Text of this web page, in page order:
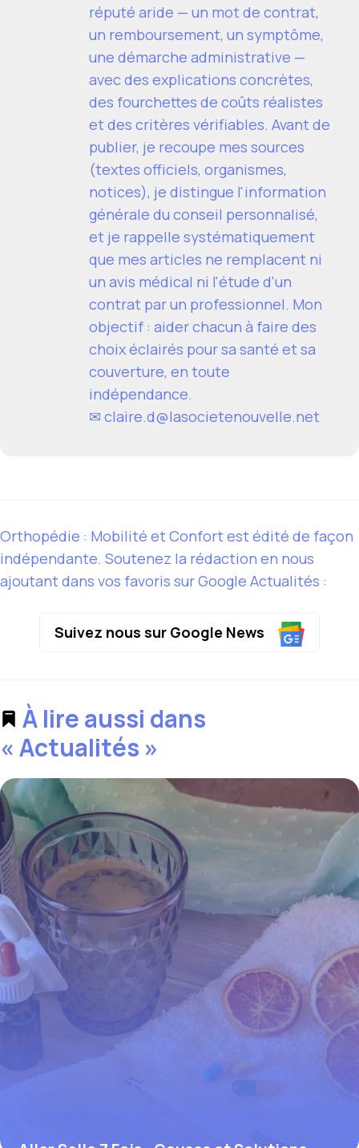
réputé aride — un mot de contrat,
un remboursement, un symptôme,
une démarche administrative —
avec des explications concrètes,
des fourchettes de coûts réalistes
et des critères vérifiables. Avant de
publier, je recoupe mes sources
(textes officiels, organismes,
notices), je distingue l'information
générale du conseil personnalisé,
et je rappelle systématiquement
que mes articles ne remplacent ni
un avis médical ni l'étude d'un
contrat par un professionnel. Mon
objectif : aider chacun à faire des
choix éclairés pour sa santé et sa
couverture, en toute
indépendance.
✉ claire.d@lasocietenouvelle.net
Orthopédie : Mobilité et Confort est édité de façon
indépendante. Soutenez la rédaction en nous
ajoutant dans vos favoris sur Google Actualités :
Suivez nous sur Google News
À lire aussi dans
« Actualités »